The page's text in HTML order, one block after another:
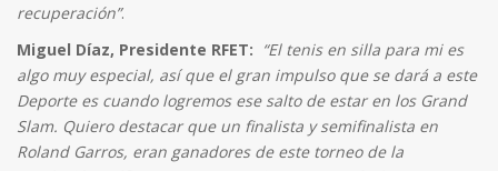
recuperación”.
Miguel Díaz, Presidente RFET: “El tenis en silla para mi es
algo muy especial, así que el gran impulso que se dará a este
Deporte es cuando logremos ese salto de estar en los Grand
Slam. Quiero destacar que un finalista y semifinalista en
Roland Garros, eran ganadores de este torneo de la